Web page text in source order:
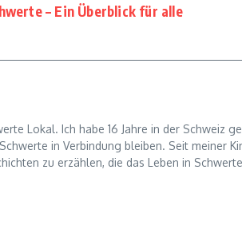
– Ein Überblick für alle
Lokal. Ich habe 16 Jahre in der Schweiz
in Verbindung bleiben. Seit meiner
zu erzählen, die das Leben in